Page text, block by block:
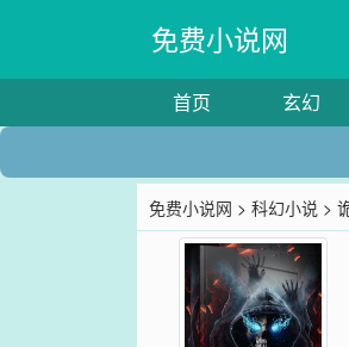
免费小说网
首页 玄幻
免费小说网 >科幻小说 >